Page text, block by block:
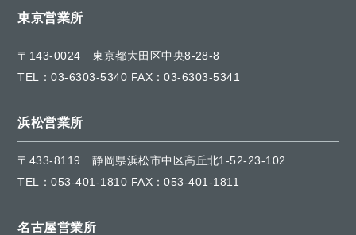
東京営業所
〒143-0024
東京都大田区中央8-28-8
TEL：03-6303-5340 FAX：03-6303-5341
浜松営業所
〒433-8119
静岡県浜松市中区高丘北1-52-23-102
TEL：053-401-1810 FAX：053-401-1811
名古屋営業所